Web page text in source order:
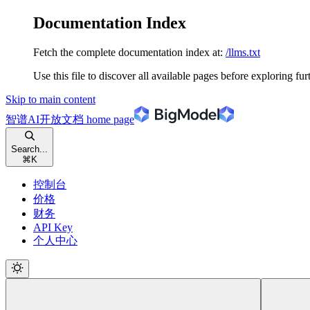
Documentation Index
Fetch the complete documentation index at: /llms.txt
Use this file to discover all available pages before exploring
Skip to main content
智谱AI开放文档 home page
Search...
⌘ K
控制台
价格
财务
API Key
个人中心